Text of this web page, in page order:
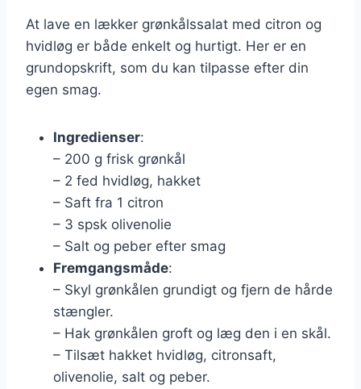
At lave en lækker grønkålssalat med citron og
hvidløg er både enkelt og hurtigt. Her er en
grundopskrift, som du kan tilpasse efter din
egen smag.
Ingredienser:
– 200 g frisk grønkål
– 2 fed hvidløg, hakket
– Saft fra 1 citron
– 3 spsk olivenolie
– Salt og peber efter smag
Fremgangsmåde:
– Skyl grønkålen grundigt og fjern de hårde
stængler.
– Hak grønkålen groft og læg den i en skål.
– Tilsæt hakket hvidløg, citronsaft,
olivenolie, salt og peber.